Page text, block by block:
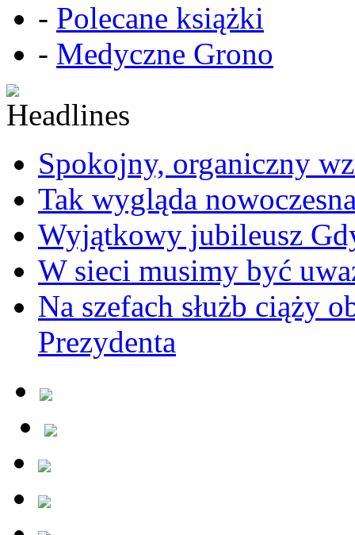
- Polecane książki
- Medyczne Grono
Spokojny, organiczny
Tak wygląda
Wyjątkowy jubileusz
W sieci musimy być
Na szefach służb ciąży
Prezydenta